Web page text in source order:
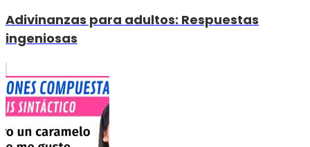
Adivinanzas para adultos: Respuestas
ingeniosas